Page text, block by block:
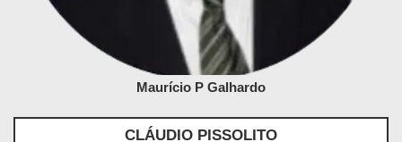
Maurício P Galhardo
CLÁUDIO PISSOLITO